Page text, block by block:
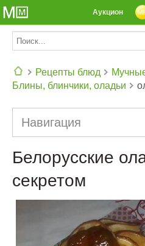
Аукцион
Рецепты блюд
Блины, блинчики, оладьи
Навигация
Белорусские
секретом